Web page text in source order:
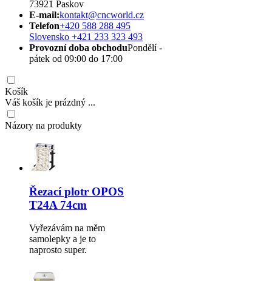
73921 Paskov
E-mail:kontakt@cncworld.cz
Telefon+420 588 288 495
Slovensko +421 233 323 493
Provozní doba obchoduPondělí -
pátek od 09:00 do 17:00
Košík
Váš košík je prázdný ...
Názory na produkty
Řezací plotr OPOS
T24A 74cm
Vyřezávám na měm
samolepky a je to
naprosto super.